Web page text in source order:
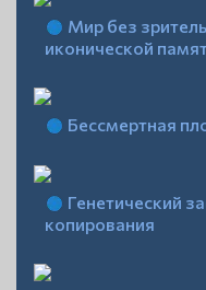
Мир без
иконической
Бессмертная
Генетический
копирования